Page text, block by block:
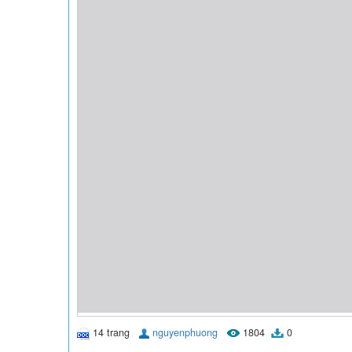
14 trang nguyenphuong 1804 0